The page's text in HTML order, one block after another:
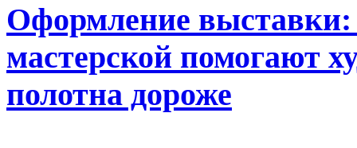
Оформление выставки:
мастерской помогают
полотна дороже